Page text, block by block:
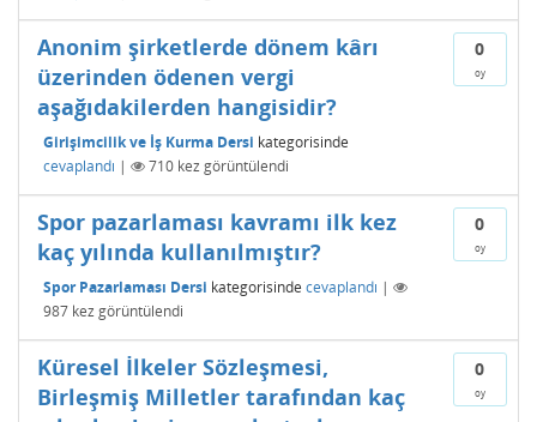
0
oy
Anonim şirketlerde dönem kârı
üzerinden ödenen vergi
aşağıdakilerden hangisidir?
Girişimcilik ve İş Kurma Dersi kategorisinde
cevaplandı | 710 kez görüntülendi
0
oy
Spor pazarlaması kavramı ilk kez
kaç yılında kullanılmıştır?
Spor Pazarlaması Dersi kategorisinde cevaplandı |
987 kez görüntülendi
0
oy
Küresel İlkeler Sözleşmesi,
Birleşmiş Milletler tarafından kaç